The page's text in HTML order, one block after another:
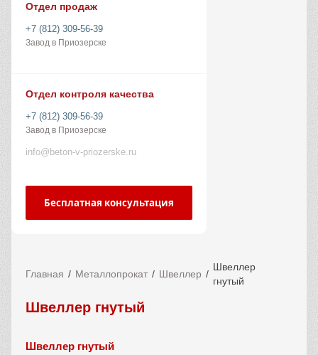
Отдел продаж
+7 (812) 309-56-39
Завод в Приозерске
Отдел контроля качества
+7 (812) 309-56-39
Завод в Приозерске
info@beton-v-priozerske.ru
Бесплатная консультация
Главная Металлопрокат Швеллер
Швеллер
гнутый
Швеллер гнутый
Швеллер гнутый